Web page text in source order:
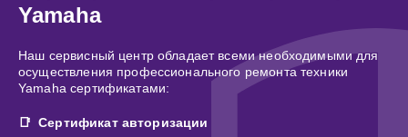
Yamaha
Наш сервисный центр обладает всеми необходимыми для
осуществления профессионального ремонта техники
Yamaha сертификатами:
Сертификат авторизации